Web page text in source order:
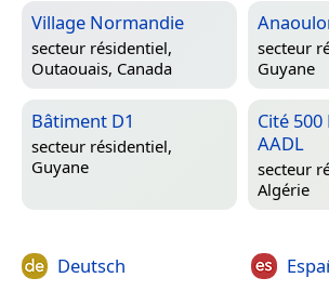
Village Normandie
secteur résidentiel,
Outaouais, Canada
secteur
Guyane
Bâtiment D1
secteur résidentiel,
Guyane
Cité
AADL
secteur
Algérie
Deutsch